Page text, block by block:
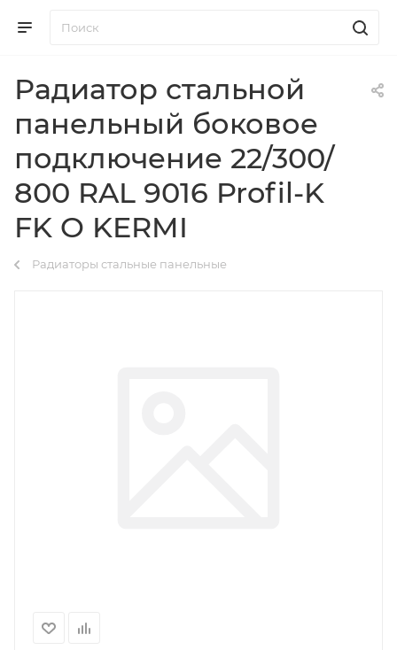
Радиатор стальной
панельный боковое
подключение 22/300/
800 RAL 9016 Profil-K
FK O KERMI
Радиаторы стальные панельные